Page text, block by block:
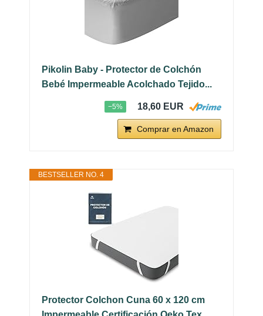
Pikolin Baby - Protector de Colchón
Bebé Impermeable Acolchado Tejido...
−5% 18,60 EUR
Comprar en Amazon
BESTSELLER NO. 4
Protector Colchon Cuna 60 x 120 cm